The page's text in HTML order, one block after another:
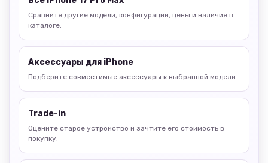
Сравните другие модели, конфигурации, цены и наличие в
каталоге.
Аксессуары для iPhone
Подберите совместимые аксессуары к выбранной модели.
Trade-in
Оцените старое устройство и зачтите его стоимость в
покупку.